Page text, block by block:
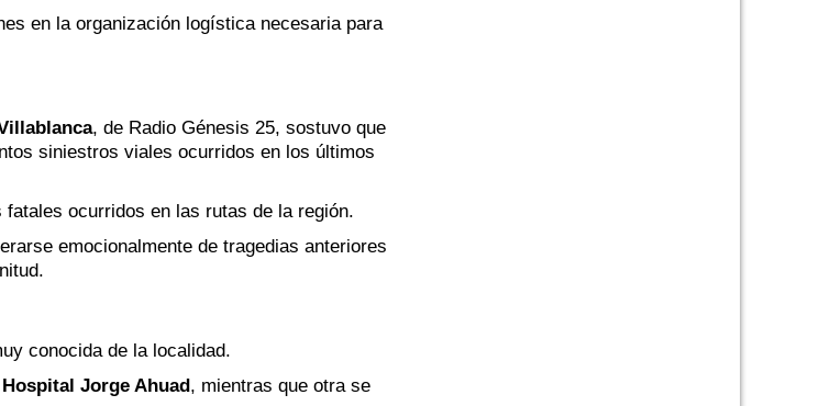
en la organización logística necesaria para
, de Radio Génesis 25, sostuvo que
siniestros viales ocurridos en los últimos
ocurridos en las rutas de la región.
emocionalmente de tragedias anteriores
conocida de la localidad.
Hospital Jorge Ahuad, mientras que otra se